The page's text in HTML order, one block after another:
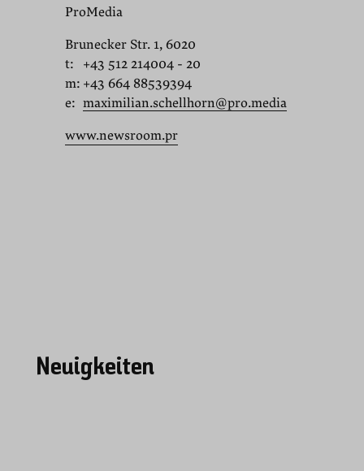
ProMedia
Brunecker Str. 1, 6020
t:
+43 512 214004 - 20
m: +43 664 88539394
e: maximilian.schellhorn@pro.media
www.newsroom.pr
Neuigkeiten